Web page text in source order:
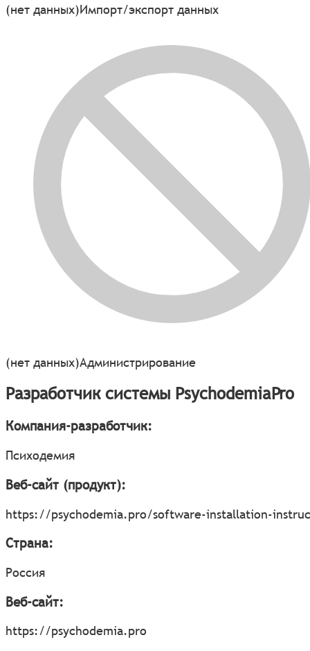
(нет данных)Импорт/экспорт данных
(нет данных)Администрирование
Разработчик системы PsychodemiaPro
Компания-разработчик:
Психодемия
Веб-сайт (продукт):
https://psychodemia.pro/software-installation-
Страна:
Россия
Веб-сайт:
https://psychodemia.pro